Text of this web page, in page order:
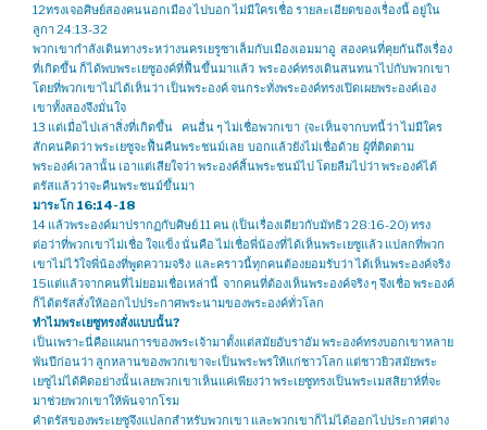
12ทรงเจอศิษย์สองคนนอกเมือง ไปบอก ไม่มีใครเชื่อ รายละเอียดของเรื่องนี้ อยู่ใน
ลูกา 24:13-32
พวกเขากำลังเดินทางระหว่างนครเยรูซาเล็มกับเมืองเอมมาอู สองคนที่คุยกันถึงเรื่อง
ที่เกิดขึ้น ก็ได้พบพระเยซูองค์ที่ฟื้นขึ้นมาแล้ว พระองค์ทรงเดินสนทนาไปกับพวกเขา
โดยที่พวกเขาไม่ได้เห็นว่า เป็นพระองค์ จนกระทั่งพระองค์ทรงเปิดเผยพระองค์เอง
เขาทั้งสองจึงมั่นใจ
13 แต่เมื่อไปเล่าสิ่งที่เกิดขึ้น คนอื่น ๆ ไม่เชื่อพวกเขา (จะเห็นจากบทนี้ว่า ไม่มีใคร
สักคนคิดว่า พระเยซูจะฟื้นคืนพระชนม์เลย บอกแล้วยังไม่เชื่อด้วย ผู้ที่ติดตาม
พระองค์เวลานั้น เอาแต่เสียใจว่า พระองค์สิ้นพระชนม์ไป โดยลืมไปว่า พระองค์ได้
ตรัสแล้วว่าจะคืนพระชนม์ขึ้นมา
มาระโก 16:14-18
14 แล้วพระองค์มาปรากฏกับศิษย์ 11 คน (เป็นเรื่องเดียวกับมัทธิว 28:16-20) ทรง
ต่อว่าที่พวกเขาไม่เชื่อ ใจแข็ง นั่นคือ ไม่เชื่อพี่น้องที่ได้เห็นพระเยซูแล้ว แปลกที่พวก
เขาไม่ไว้ใจพี่น้องที่พูดความจริง และคราวนี้ทุกคนต้องยอมรับว่า ได้เห็นพระองค์จริง
15แต่แล้วจากคนที่ไม่ยอมเชื่อเหล่านี้ จากคนที่ต้องเห็นพระองค์จริง ๆ จึงเชื่อ พระองค์
ก็ได้ตรัสสั่งให้ออกไปประกาศพระนามของพระองค์ทั่วโลก
ทำไมพระเยซูทรงสั่งแบบนั้น?
เป็นเพราะนี่คือแผนการของพระเจ้ามาตั้งแต่สมัยอับราอัม พระองค์ทรงบอกเขาหลาย
พันปีก่อนว่า ลูกหลานของพวกเขาจะเป็นพระพรให้แก่ชาวโลก แต่ชาวยิวสมัยพระ
เยซูไม่ได้คิดอย่างนั้นเลยพวกเขาเห็นแค่เพียงว่า พระเยซูทรงเป็นพระเมสสิยาห์ที่จะ
มาช่วยพวกเขาให้พ้นจากโรม
คำตรัสของพระเยซูจึงแปลกสำหรับพวกเขา และพวกเขาก็ไม่ได้ออกไปประกาศต่าง